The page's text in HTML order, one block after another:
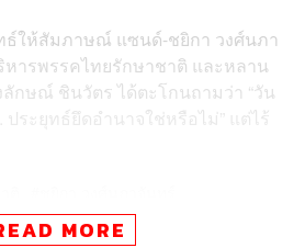
ธ์ให้สัมภาษณ์ แซนด์-ชยิกา วงศ์นภา
หารพรรคไทยรักษาชาติ และหลาน
กษณ์ ชินวัตร ได้ตะโกนถามว่า “วัน
ประยุทธ์ยึดอำนาจใช่หรือไม่” แต่ไร้
งชาติ
เลือกตั้ง 2566
ประยุทธ์ จันทร์โอชา
MORE